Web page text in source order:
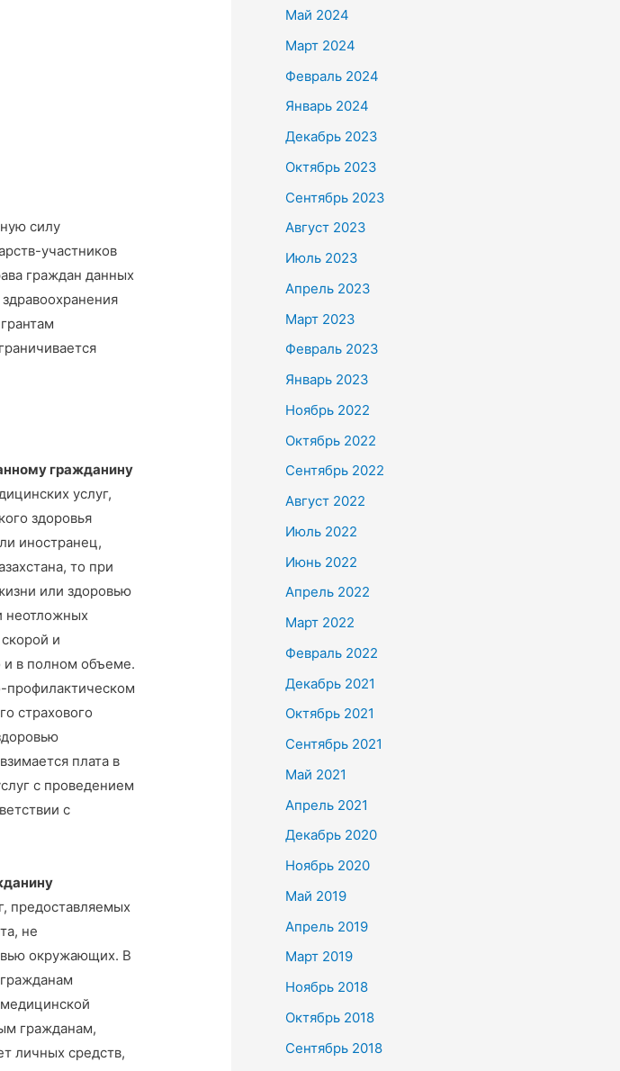
силу
участников
граждан данных
гражданину
услуг,
здоровья
иностранец,
то при
или здоровью
неотложных
и
и в полном объеме.
страхового
плата в
с проведением
с
предоставляемых
не
окружающих. В
гражданам,
личных средств,
Май 2024
Март 2024
Февраль 2024
Январь 2024
Декабрь 2023
Октябрь 2023
Сентябрь 2023
Август 2023
Июль 2023
Апрель 2023
Март 2023
Февраль 2023
Январь 2023
Ноябрь 2022
Октябрь 2022
Сентябрь 2022
Август 2022
Июль 2022
Июнь 2022
Апрель 2022
Март 2022
Февраль 2022
Декабрь 2021
Октябрь 2021
Сентябрь 2021
Май 2021
Апрель 2021
Декабрь 2020
Ноябрь 2020
Май 2019
Апрель 2019
Март 2019
Ноябрь 2018
Октябрь 2018
Сентябрь 2018